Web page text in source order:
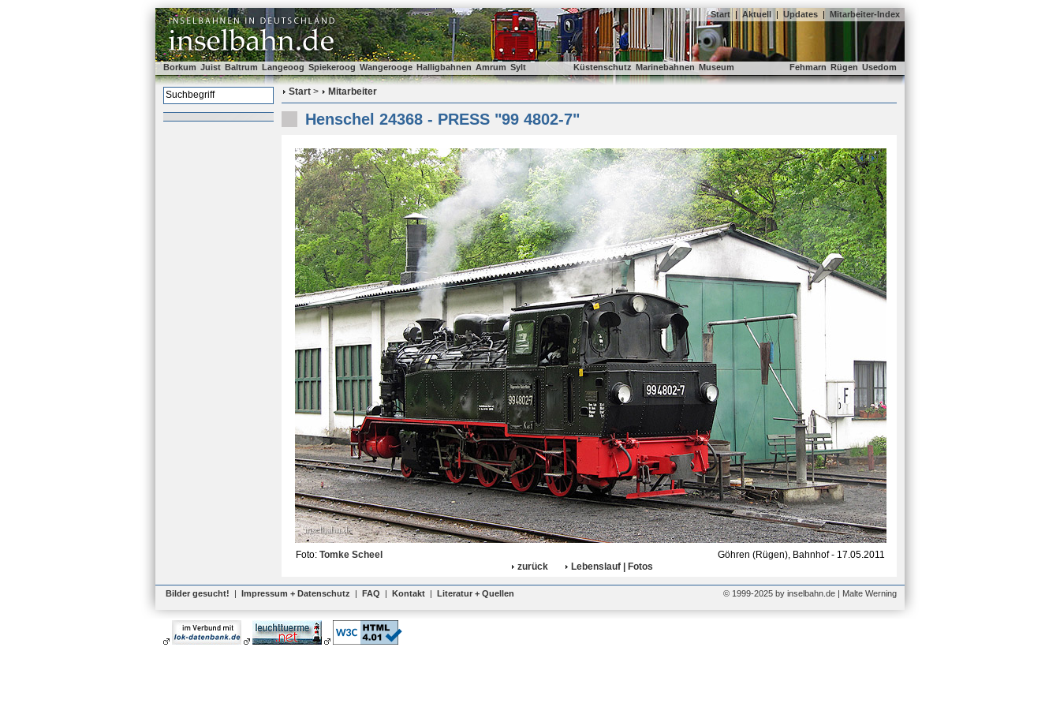
Start | Aktuell | Updates | Mitarbeiter-Index
Borkum Juist Baltrum Langeoog Spiekeroog Wangerooge Halligbahnen Amrum Sylt Küstenschutz Marinebahnen Museum Fehmarn Rügen Usedom
Start > Mitarbeiter
Henschel 24368 - PRESS "99 4802-7"
Foto: Tomke Scheel
Göhren (Rügen), Bahnhof - 17.05.2011
zurück
Lebenslauf | Fotos
Bilder gesucht! | Impressum + Datenschutz | FAQ | Kontakt | Literatur + Quellen © 1999-2025 by inselbahn.de | Malte Werning